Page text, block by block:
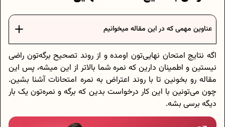
عناوین مهمی که در این مقاله میخوانیم
اگه نتایج امتحان نهایی‌تون اومده و از روند تصحیح برگه‎‌تون راضی
نیستین و اطمینان دارین که نمره شما بالاتر از این میشه، پس این
مقاله رو بخونین تا با روند اعتراض به نمره امتحانات آشنا بشین.
چون می‌تونین با این کار درخواست بدین که برگه و نمره‌تون یک بار
دیگه برسی بشه.